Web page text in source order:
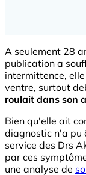
A seulement 28
publication a
intermittence,
ventre, surtout
roulait dans son
Bien qu'elle ait
diagnostic n'a pu
service des Drs
par ces
une analyse de